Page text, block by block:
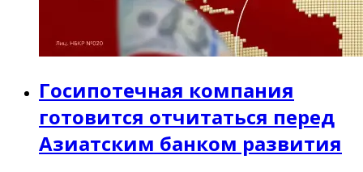
Госипотечная компания
готовится отчитаться перед
Азиатским банком развития